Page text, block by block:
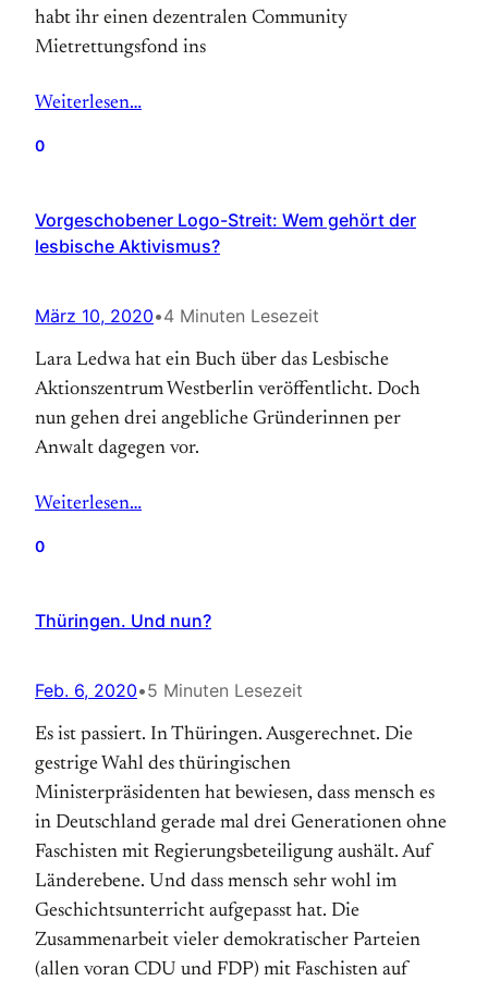
habt ihr einen dezentralen Community
Mietrettungsfond ins
Weiterlesen…
0
Vorgeschobener Logo-Streit: Wem gehört der
lesbische Aktivismus?
März 10, 2020•4 Minuten Lesezeit
Lara Ledwa hat ein Buch über das Lesbische
Aktionszentrum Westberlin veröffentlicht. Doch
nun gehen drei angebliche Gründerinnen per
Anwalt dagegen vor.
Weiterlesen…
0
Thüringen. Und nun?
Feb. 6, 2020•5 Minuten Lesezeit
Es ist passiert. In Thüringen. Ausgerechnet. Die
gestrige Wahl des thüringischen
Ministerpräsidenten hat bewiesen, dass mensch es
in Deutschland gerade mal drei Generationen ohne
Faschisten mit Regierungsbeteiligung aushält. Auf
Länderebene. Und dass mensch sehr wohl im
Geschichtsunterricht aufgepasst hat. Die
Zusammenarbeit vieler demokratischer Parteien
(allen voran CDU und FDP) mit Faschisten auf